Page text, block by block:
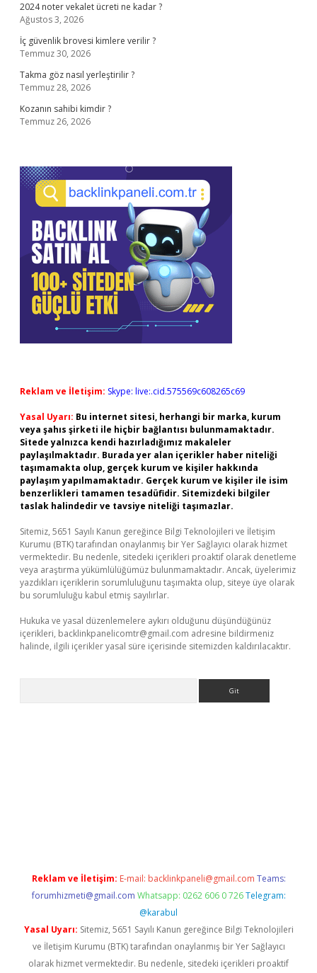
2024 noter vekalet ücreti ne kadar ?
Ağustos 3, 2026
İç güvenlik brovesi kimlere verilir ?
Temmuz 30, 2026
Takma göz nasıl yerleştirilir ?
Temmuz 28, 2026
Kozanın sahibi kimdir ?
Temmuz 26, 2026
Reklam ve İletişim: Skype: live:.cid.575569c608265c69
Yasal Uyarı: Bu internet sitesi, herhangi bir marka, kurum
veya şahıs şirketi ile hiçbir bağlantısı bulunmamaktadır.
Sitede yalnızca kendi hazırladığımız makaleler
paylaşılmaktadır. Burada yer alan içerikler haber niteliği
taşımamakta olup, gerçek kurum ve kişiler hakkında
paylaşım yapılmamaktadır. Gerçek kurum ve kişiler ile isim
benzerlikleri tamamen tesadüfidir. Sitemizdeki bilgiler
taslak halindedir ve tavsiye niteliği taşımazlar.
Sitemiz, 5651 Sayılı Kanun gereğince Bilgi Teknolojileri ve İletişim
Kurumu (BTK) tarafından onaylanmış bir Yer Sağlayıcı olarak hizmet
vermektedir. Bu nedenle, sitedeki içerikleri proaktif olarak denetleme
veya araştırma yükümlülüğümüz bulunmamaktadır. Ancak, üyelerimiz
yazdıkları içeriklerin sorumluluğunu taşımakta olup, siteye üye olarak
bu sorumluluğu kabul etmiş sayılırlar.
Hukuka ve yasal düzenlemelere aykırı olduğunu düşündüğünüz
içerikleri, backlinkpanelicomtr@gmail.com adresine bildirmeniz
halinde, ilgili içerikler yasal süre içerisinde sitemizden kaldırılacaktır.
Reklam ve İletişim: E-mail: backlinkpaneli@gmail.com Teams:
forumhizmeti@gmail.com Whatsapp: 0262 606 0 726 Telegram:
@karabul
Yasal Uyarı: Sitemiz, 5651 Sayılı Kanun gereğince Bilgi Teknolojileri
ve İletişim Kurumu (BTK) tarafından onaylanmış bir Yer Sağlayıcı
olarak hizmet vermektedir. Bu nedenle, sitedeki içerikleri proaktif